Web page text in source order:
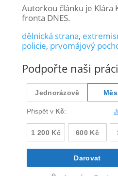
Autorkou článku je Klára
fronta DNES.
dělnická strana,
policie, prvomájový
Podpořte naši